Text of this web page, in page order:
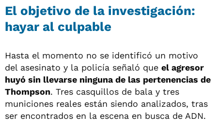
El objetivo de la investigación:
hayar al culpable
Hasta el momento no se identificó un motivo
del asesinato y la policía señaló que el agresor
huyó sin llevarse ninguna de las pertenencias de
Thompson. Tres casquillos de bala y tres
municiones reales están siendo analizados, tras
ser encontrados en la escena en busca de ADN.